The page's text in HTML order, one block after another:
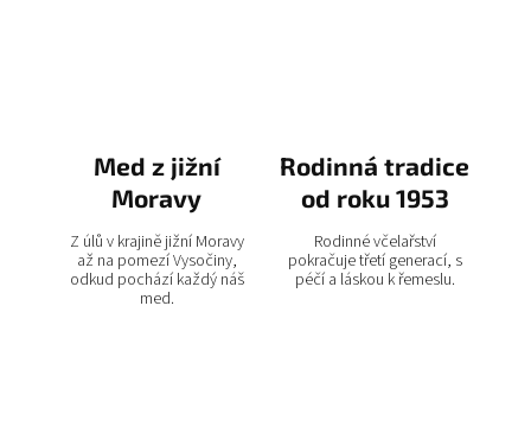
Med z jižní
Moravy
Z úlů v krajině jižní Moravy
až na pomezí Vysočiny,
odkud pochází každý náš
med.
Rodinná tradice
od roku 1953
Rodinné včelařství
pokračuje třetí generací, s
péčí a láskou k řemeslu.